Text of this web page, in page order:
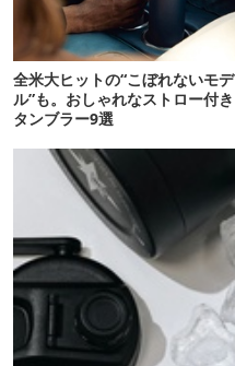
全米大ヒットの“こぼれないモデ
ル”も。おしゃれなストロー付き
タンブラー9選